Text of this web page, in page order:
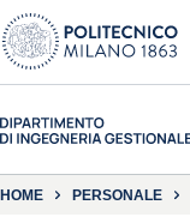
HOME PERSONALE